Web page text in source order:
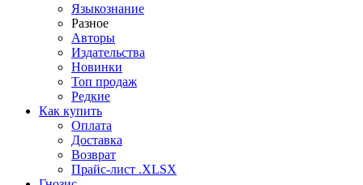
Языкознание
Разное
Авторы
Издательства
Новинки
Топ продаж
Редкие
Как купить
Оплата
Доставка
Возврат
Прайс-лист .XLSX